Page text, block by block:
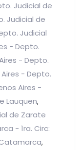
Judicial de
Judicial de
Judicial
- Depto.
- Depto.
- Depto.
Aires -
Lauquen,
de Zarate
- 1ra. Circ:
,